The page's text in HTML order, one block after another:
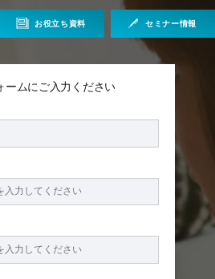
お役立ち資料 セミナー情報
ームにご入力ください